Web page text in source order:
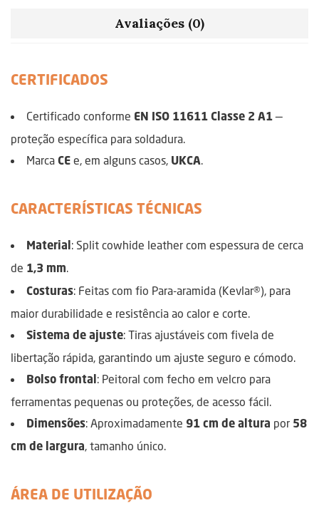
Avaliações (0)
CERTIFICADOS
Certificado conforme EN ISO 11611 Classe 2 A1—
proteção específica para soldadura.
Marca CE e, em alguns casos, UKCA.
CARACTERÍSTICAS TÉCNICAS
Material : Split cowhide leather com espessura de cerca
de 1,3 mm.
Costuras: Feitas com fio Para-aramida (Kevlar®), para
maior durabilidade e resistência ao calor e corte.
Sistema de ajuste: Tiras ajustáveis com fivela de
libertação rápida, garantindo um ajuste seguro e cómodo.
Bolso frontal : Peitoral com fecho em velcro para
ferramentas pequenas ou proteções, de acesso fácil.
Dimensões: Aproximadamente 91 cm de altura por 58
cm de largura, tamanho único.
ÁREA DE UTILIZAÇÃO